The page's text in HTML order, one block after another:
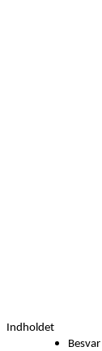
Indholdet